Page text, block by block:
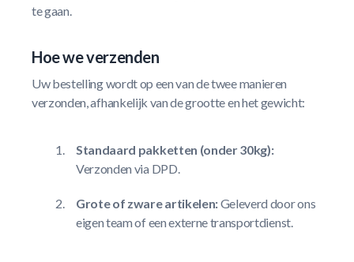
te gaan.
Hoe we verzenden
Uw bestelling wordt op een van de twee manieren
verzonden, afhankelijk van de grootte en het gewicht:
Standaard pakketten (onder 30kg):
Verzonden via DPD.
Grote of zware artikelen:Geleverd door ons
eigen team of een externe transportdienst.